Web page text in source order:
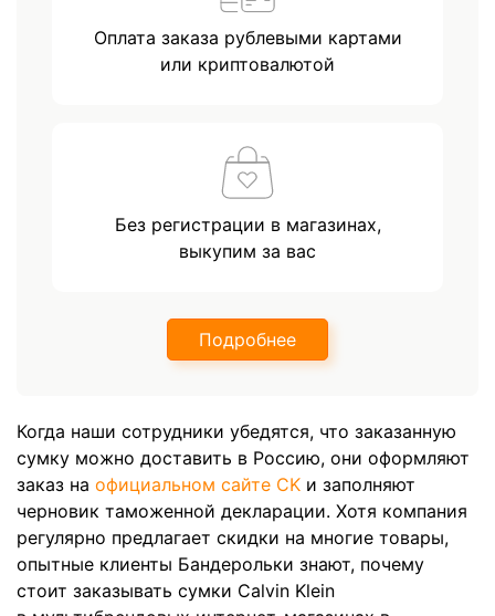
Оплата заказа рублевыми картами
или криптовалютой
Без регистрации в магазинах,
выкупим за вас
Подробнее
Когда наши сотрудники убедятся, что заказанную
сумку можно доставить в Россию, они оформляют
заказ на официальном сайте CK и заполняют
черновик таможенной декларации. Хотя компания
регулярно предлагает скидки на многие товары,
опытные клиенты Бандерольки знают, почему
стоит заказывать сумки Calvin Klein